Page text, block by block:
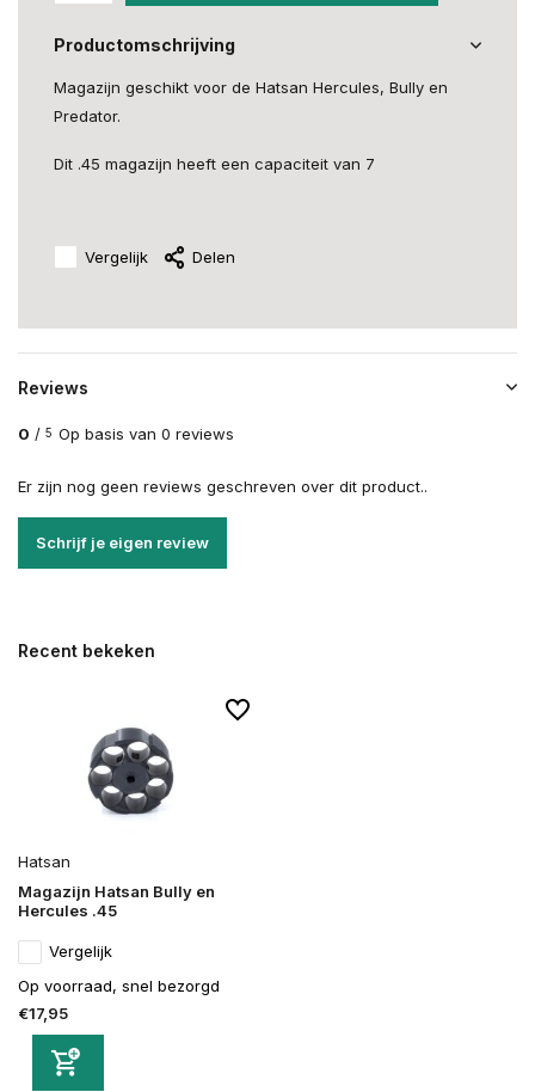
Productomschrijving
Magazijn geschikt voor de Hatsan Hercules, Bully en
Predator.
Dit .45 magazijn heeft een capaciteit van 7
Vergelijk Delen
Reviews
0 / 5 Op basis van 0 reviews
Er zijn nog geen reviews geschreven over dit product..
Schrijf je eigen review
Recent bekeken
Hatsan
Magazijn Hatsan Bully en
Hercules .45
Vergelijk
Op voorraad, snel bezorgd
€17,95